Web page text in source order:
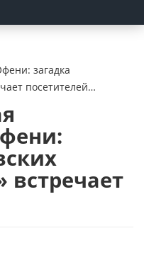
загадка
посетителей…
встречает